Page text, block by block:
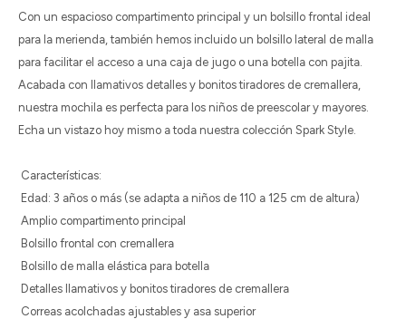
Con un espacioso compartimento principal y un bolsillo frontal ideal
para la merienda, también hemos incluido un bolsillo lateral de malla
para facilitar el acceso a una caja de jugo o una botella con pajita.
Acabada con llamativos detalles y bonitos tiradores de cremallera,
nuestra mochila es perfecta para los niños de preescolar y mayores.
Echa un vistazo hoy mismo a toda nuestra colección Spark Style.
Características:
Edad: 3 años o más (se adapta a niños de 110 a 125 cm de altura)
Amplio compartimento principal
Bolsillo frontal con cremallera
Bolsillo de malla elástica para botella
Detalles llamativos y bonitos tiradores de cremallera
Correas acolchadas ajustables y asa superior